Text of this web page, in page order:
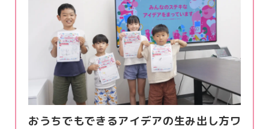
おうちでもできるアイデアの生み出し方ワ